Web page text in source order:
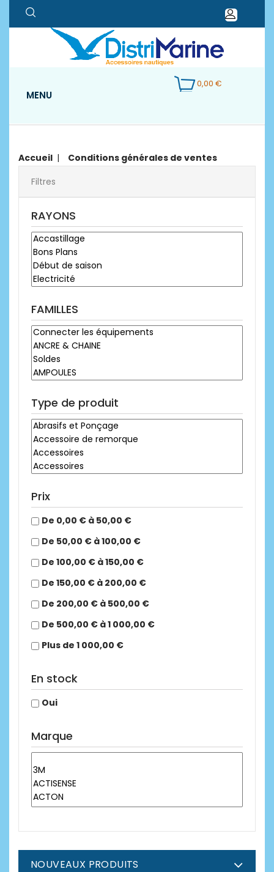
0,00 €
MENU
Accueil
Conditions générales de ventes
Filtres
RAYONS
FAMILLES
Type de produit
Prix
De 0,00 € à 50,00 €
De 50,00 € à 100,00 €
De 100,00 € à 150,00 €
De 150,00 € à 200,00 €
De 200,00 € à 500,00 €
De 500,00 € à 1 000,00 €
Plus de 1 000,00 €
En stock
Oui
Marque
NOUVEAUX PRODUITS